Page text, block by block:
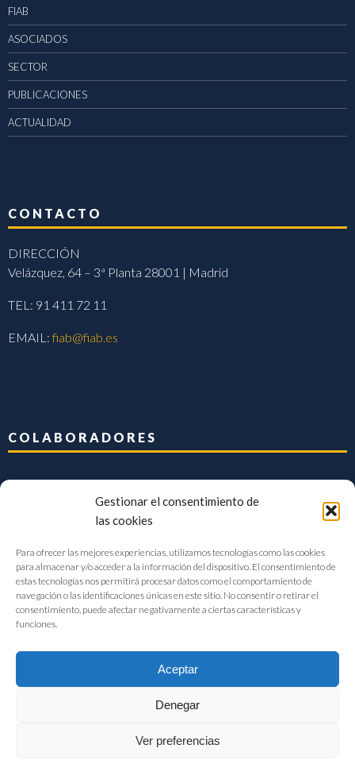
Gestionar el consentimiento de
las cookies
Para ofrecer las mejores experiencias, utilizamos tecnologías como las cookies
para almacenar y/o acceder a la información del dispositivo. El consentimiento de
estas tecnologías nos permitirá procesar datos como el comportamiento de
navegación o las identificaciones únicas en este sitio. No consentir o retirar el
consentimiento, puede afectar negativamente a ciertas características y
funciones.
Aceptar
Denegar
Ver preferencias
FIAB
ASOCIADOS
SECTOR
PUBLICACIONES
ACTUALIDAD
CONTACTO
DIRECCIÓN
Velázquez, 64 – 3ª Planta 28001 | Madrid
TEL: 91 411 72 11
EMAIL:fiab@fiab.es
COLABORADORES
FIAB Federación Española de Industrias de la Alimentación y Bebidas